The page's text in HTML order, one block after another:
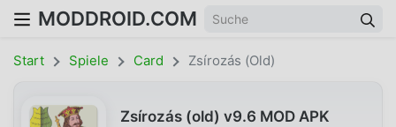
MODDROID.COM
Start Spiele Card Zsírozás (old)
Zsírozás (old) v9.6 MOD APK